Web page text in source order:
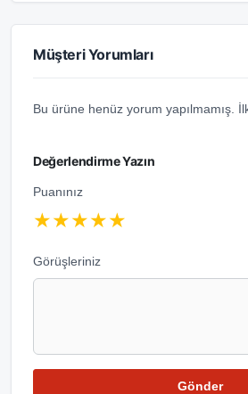
Müşteri Yorumları
Bu ürüne henüz yorum yapılmamış.
Değerlendirme Yazın
Puanınız
★★★★★
Görüşleriniz
Gönder